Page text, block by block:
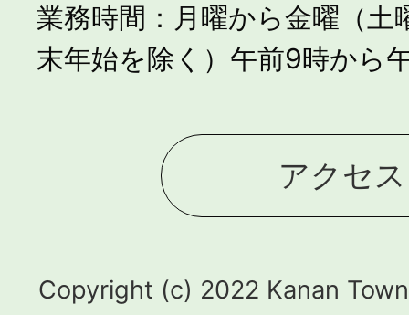
業務時間：月曜から金曜（土
末年始を除く）午前9時から
アクセス
Copyright (c) 2022 Kanan